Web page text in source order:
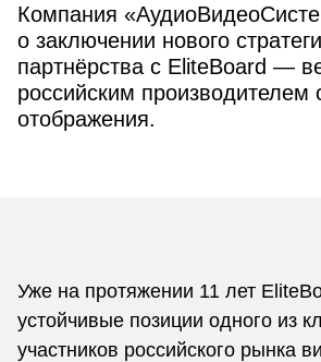
Компания
о заключении нового
партнёрства с EliteBoard —
российским производителем
отображения.
Уже на протяжении 11 лет
устойчивые позиции одного из
участников российского рынка